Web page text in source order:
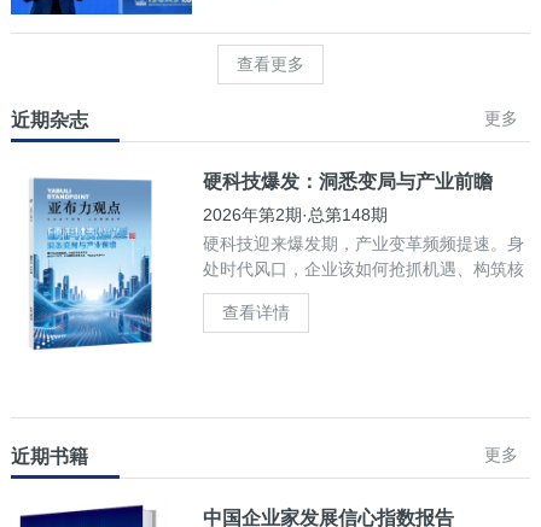
查看更多
近期杂志 更多
硬科技爆发：洞悉变局与产业前瞻
2026年第2期·总第148期
硬科技迎来爆发期，产业变革频频提速。身
处时代风口，企业该如何抢抓机遇、构筑核
心竞争力？
查看详情
近期书籍 更多
中国企业家发展信心指数报告